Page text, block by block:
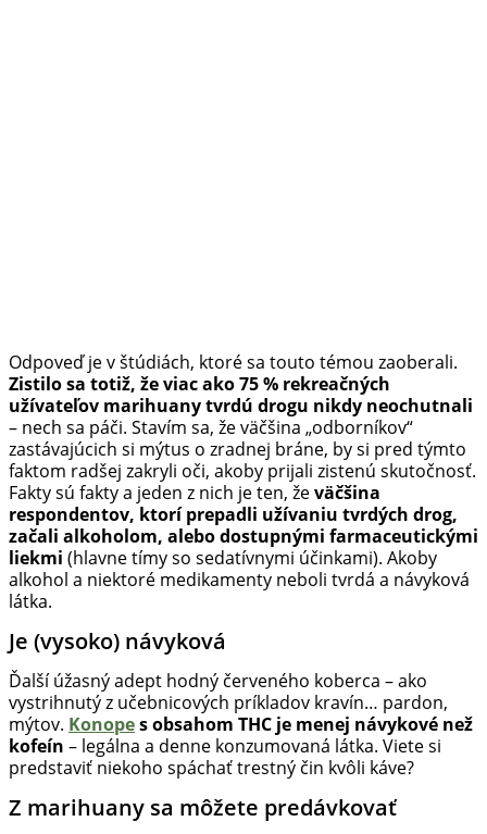
Odpoveď je v štúdiách, ktoré sa touto témou zaoberali.
Zistilo sa totiž, že viac ako 75 % rekreačných
užívateľov marihuany tvrdú drogu nikdy neochutnali
– nech sa páči. Stavím sa, že väčšina „odborníkov“
zastávajúcich si mýtus o zradnej bráne, by si pred týmto
faktom radšej zakryli oči, akoby prijali zistenú skutočnosť.
Fakty sú fakty a jeden z nich je ten, ževäčšina
respondentov, ktorí prepadli užívaniu tvrdých drog,
začali alkoholom, alebo dostupnými farmaceutickými
liekmi (hlavne tímy so sedatívnymi účinkami). Akoby
alkohol a niektoré medikamenty neboli tvrdá a návyková
látka.
Je (vysoko) návyková
Ďalší úžasný adept hodný červeného koberca – ako
vystrihnutý z učebnicových príkladov kravín… pardon,
mýtov. Konopes obsahom THC je menej návykové než
kofeín – legálna a denne konzumovaná látka. Viete si
predstaviť niekoho spáchať trestný čin kvôli káve?
Z marihuany sa môžete predávkovať